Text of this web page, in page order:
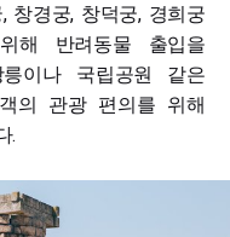
창경궁, 창덕궁, 경희궁
해 반려동물 출입을
이나 국립공원 같은
의 관광 편의를 위해
.